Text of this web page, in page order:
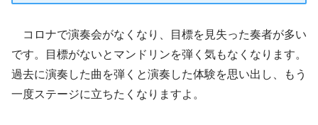
コロナで演奏会がなくなり、目標を見失った奏者が多い
です。目標がないとマンドリンを弾く気もなくなります。
過去に演奏した曲を弾くと演奏した体験を思い出し、もう
一度ステージに立ちたくなりますよ。